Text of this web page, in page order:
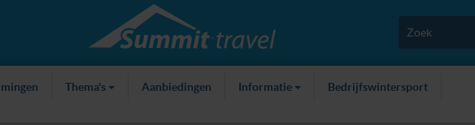
Thema's Aanbiedingen Informatie Bedrijfswintersport